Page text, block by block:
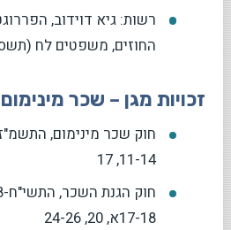
רשות: גיא דוידוב,
החוזים, משפטים לח
זכויות מגן – שכר
11-14, 17
17-18א, 20, 24-26